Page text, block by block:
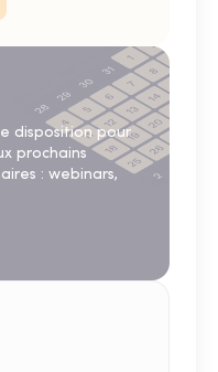
disposition pour
prochains
: webinars,